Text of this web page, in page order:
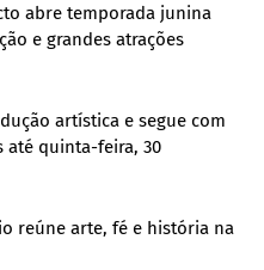
abre temporada junina
e grandes atrações
artística e segue com
até quinta-feira, 30
reúne arte, fé e história na